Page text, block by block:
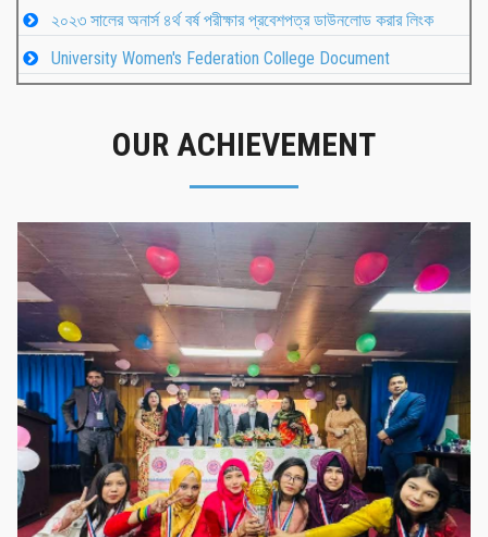
২০২৩ সালের অনার্স ৪র্থ বর্ষ পরীক্ষার প্রবেশপত্র ডাউনলোড করার লিংক
University Women's Federation College Document
OUR ACHIEVEMENT
গৌরবের মুহূর্ত
গৌরবের মুহূর্ত